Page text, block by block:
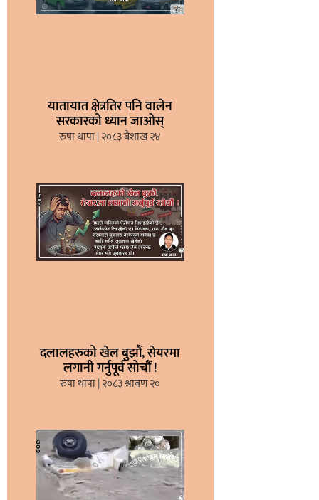
यातायात क्षेत्रतिर पनि वालेन
सरकारको ध्यान जाओस्
रुषा थापा २०८३ बैशाख २४
दलालहरुको खेल बुझौं, सेयरमा
लगानी गर्नुपूर्व सोचौं !
रुषा थापा २०८३ श्रावण २०